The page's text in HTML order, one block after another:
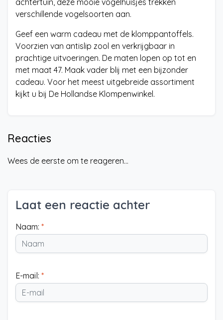
verschillende vogelsoorten aan.
Geef een warm cadeau met de klomppantoffels.
Voorzien van antislip zool en verkrijgbaar in
prachtige uitvoeringen. De maten lopen op tot en
met maat 47. Maak vader blij met een bijzonder
cadeau. Voor het meest uitgebreide assortiment
kijkt u bij De Hollandse Klompenwinkel.
Reacties
Wees de eerste om te reageren...
Laat een reactie achter
Naam: *
E-mail: *